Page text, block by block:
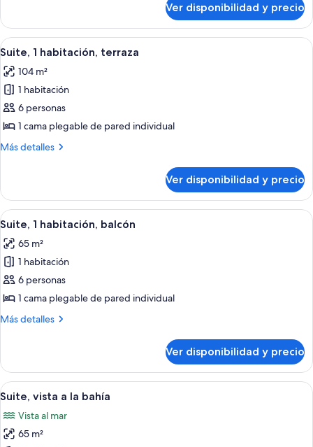
Suite
with
Balcony
Front
Double
Suite
Balcony
Ver disponibilidad y precio
Ver
todas
las
fotos
de
Suite,
1
Amplia sala de estar con una mesa
15
Suite, 1 habitación, terraza
104 m²
1 habitación
6 personas
1 cama plegable de pared individual
Más detalles
Más
1
habitación,
terraza
Ver disponibilidad y precio
Ver
todas
las
fotos
de
Suite,
1
Un baño moderno con ducha de
9
Suite, 1 habitación, balcón
65 m²
1 habitación
6 personas
1 cama plegable de pared individual
Más detalles
Más
1
habitación,
balcón
Ver disponibilidad y precio
Ver
todas
las
fotos
1 habitación, ropa de cama de alta
10
Suite, vista a la bahía
Vista al mar
65 m²